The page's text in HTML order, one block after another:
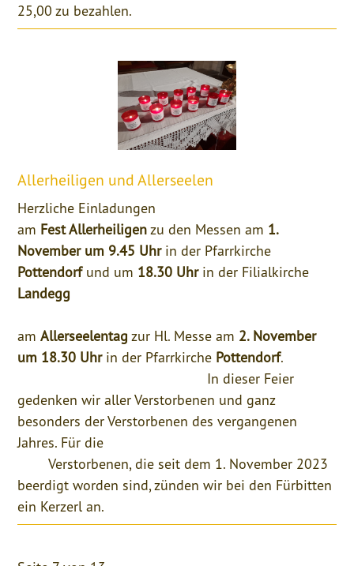
25,00 zu bezahlen.
Allerheiligen und Allerseelen
Herzliche Einladungen
am Fest Allerheiligenzu den Messen am 1.
November um 9.45 Uhrin der Pfarrkirche
Pottendorfund um 18.30 Uhrin der Filialkirche
Landegg
amAllerseelentag zur Hl. Messe am 2. November
um 18.30 Uhrin der Pfarrkirche Pottendorf.
In dieser Feier
gedenken wir aller Verstorbenen und ganz
besonders der Verstorbenen des vergangenen
Jahres. Für die
Verstorbenen, die seit dem 1. November 2023
beerdigt worden sind, zünden wir bei den Fürbitten
ein Kerzerl an.